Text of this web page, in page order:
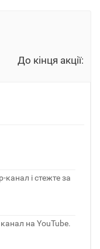
До кінця акції:
канал і стежте за
на YouTube.